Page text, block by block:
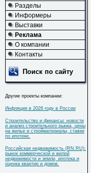
Разделы
Информеры
Выставки
Реклама
О компании
Контакты
Поиск по сайту
Другие проекты компании:
Инфляция в 2026 году в России
Строительство и финансы: новости
и анализ строительного рынка, цены
на жилье и стройматериалы, ставки
по ипотеке.
Российская недвижимость (RN.RU):
рынок коммерческой и жилой
недвижимости и земли, ипотека и
оценка квартир и домов.